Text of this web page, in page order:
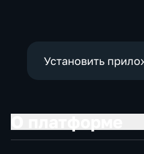
Установить